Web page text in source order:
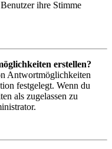
ihre Stimme
erstellen?
Antwortmöglichkeiten
festgelegt. Wenn du
als zugelassen zu